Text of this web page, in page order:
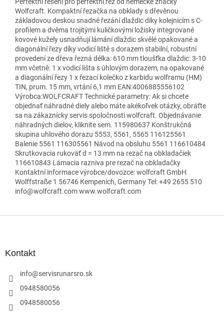
Wolfcraft. Kompaktní řezačka na obklady s dřevěnou
základovou deskou snadné řezání dlaždic díky kolejnicím s C-
profilem a dvěma trojitými kuličkovými ložisky integrované
kovové kužely usnadňují lámání dlaždic skvělé opakované a
diagonální řezy díky vodicí liště s dorazem stabilní, robustní
provedení ze dřeva řezná délka: 610 mm tloušťka dlaždic: 3-10
mm včetně: 1 x vodicí lišta s úhlovým dorazem, na opakované
a diagonální řezy 1 x řezací kolečko z karbidu wolframu (HM)
TIN, prum. 15 mm, vrtání 6,1 mm EAN:4006885556102
Výrobca:WOLFCRAFT Technické parametry: Ak si chcete
objednať náhradné diely alebo máte akékoľvek otázky, obráťte
sa na zákaznícky servis spoločnosti wolfcraft. Objednávanie
náhradných dielov, kliknite sem. 115980637 Konštrukčná
skupina uhlového dorazu 5553, 5561, 5565 116125561
Balenie 5561 116305561 Návod na obsluhu 5561 116610484
Skrutkovacia rukoväť d = 13 mm na rezač na obkladačiek
116610843 Lámacia razniva pre rezač na obkladačky
Kontaktní informace výrobce/dovozce: wolfcraft GmbH
Wolffstraße 1 56746 Kempenich, Germany Tel: +49 2655 510
info@wolfcraft.com www.wolfcraft.com
Kontakt
info@servisrunarsro.sk
0948580056
0948580056